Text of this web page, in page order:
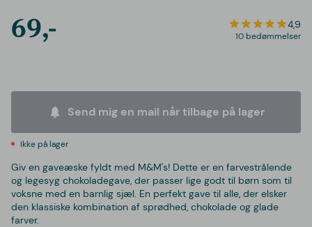
69,- 4,9
10 bedømmelser
Send mig en mail når tilbage på lager
Ikke på lager
Giv en gaveæske fyldt med M&M's! Dette er en farvestrålende
og legesyg chokoladegave, der passer lige godt til børn som til
voksne med en barnlig sjæl. En perfekt gave til alle, der elsker
den klassiske kombination af sprødhed, chokolade og glade
farver.